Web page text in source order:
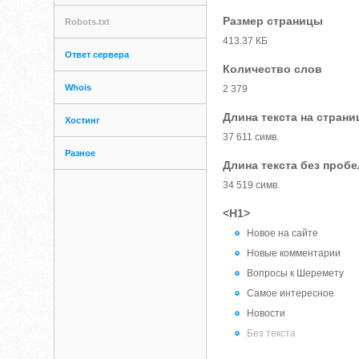
Robots.txt
Ответ сервера
Whois
Хостинг
Разное
Размер страницы
413.37 КБ
Количество слов
2 379
Длина текста на
37 611 симв.
Длина текста без
34 519 симв.
<H1>
Новое на сайте
Новые комментарии
Вопросы к Шеремету
Самое интересное
Новости
Без текста